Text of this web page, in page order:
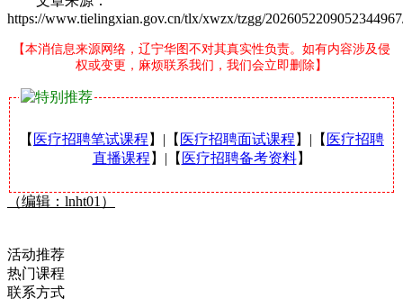
https://www.tielingxian.gov.cn/tlx/xwzx/tzgg/
【本消信息来源网络，辽宁华图不对其真实性负责。如有内容涉及侵
权或变更，麻烦联系我们，我们会立即删除】
【 医疗招聘笔试课程 】|【 医疗招聘面试课程 】|【 医疗招聘
直播课程 】|【 医疗招聘备考资料】
（编辑：lnht01）
活动推荐
热门课程
联系方式